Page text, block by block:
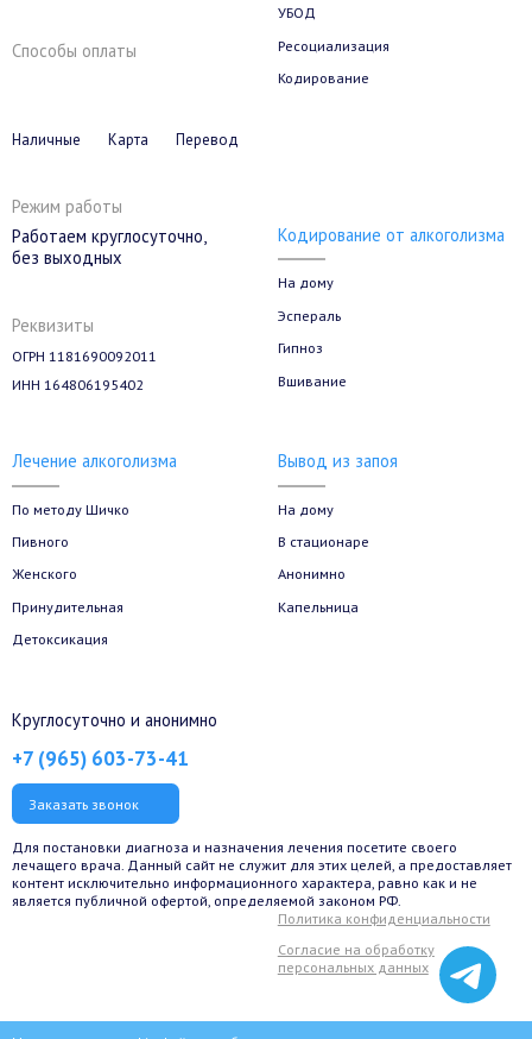
Способы оплаты
Наличные Карта Перевод
Режим работы
Работаем круглосуточно,
без выходных
Реквизиты
ОГРН 1181690092011
ИНН 164806195402
УБОД
Ресоциализация
Кодирование
Кодирование от алкоголизма
На дому
Эспераль
Гипноз
Вшивание
Лечение алкоголизма
По методу Шичко
Пивного
Женского
Принудительная
Детоксикация
Вывод из запоя
На дому
В стационаре
Анонимно
Капельница
Круглосуточно и анонимно
+7 (965) 603-73-41
Заказать звонок
Для постановки диагноза и назначения лечения посетите своего
лечащего врача. Данный сайт не служит для этих целей, а предоставляет
контент исключительно информационного характера, равно как и не
является публичной офертой, определяемой законом РФ.
Политика конфиденциальности
Согласие на обработку
персональных данных